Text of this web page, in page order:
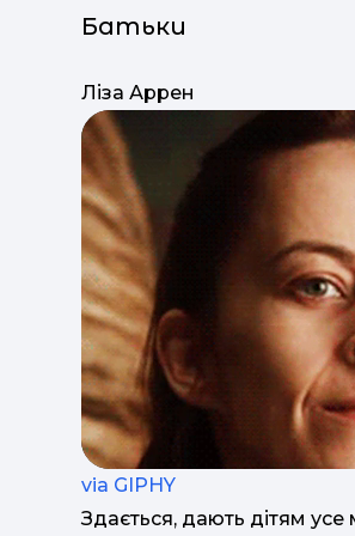
Батьки
Ліза Аррен
via GIPHY
Здається, дають дітям